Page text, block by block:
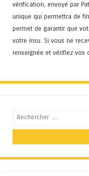
vérification, envoyé par
unique qui permettra de
permet de garantir que
votre insu. Si vous ne
renseignée et vérifiez vos
Recherche